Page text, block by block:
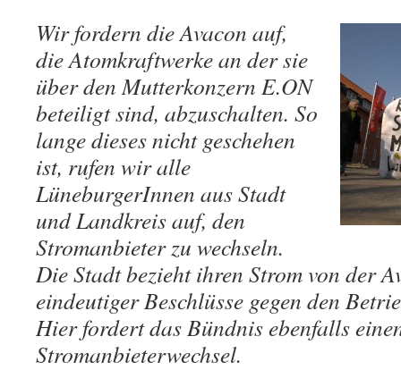
Wir fordern die Avacon auf,
die Atomkraftwerke an der sie
über den Mutterkonzern E.ON
beteiligt sind, abzuschalten. So
lange dieses nicht geschehen
ist, rufen wir alle
LüneburgerInnen aus Stadt
und Landkreis auf, den
Stromanbieter zu wechseln.
Die Stadt bezieht ihren Strom von der
eindeutiger Beschlüsse gegen den
Hier fordert das Bündnis ebenfalls
Stromanbieterwechsel.